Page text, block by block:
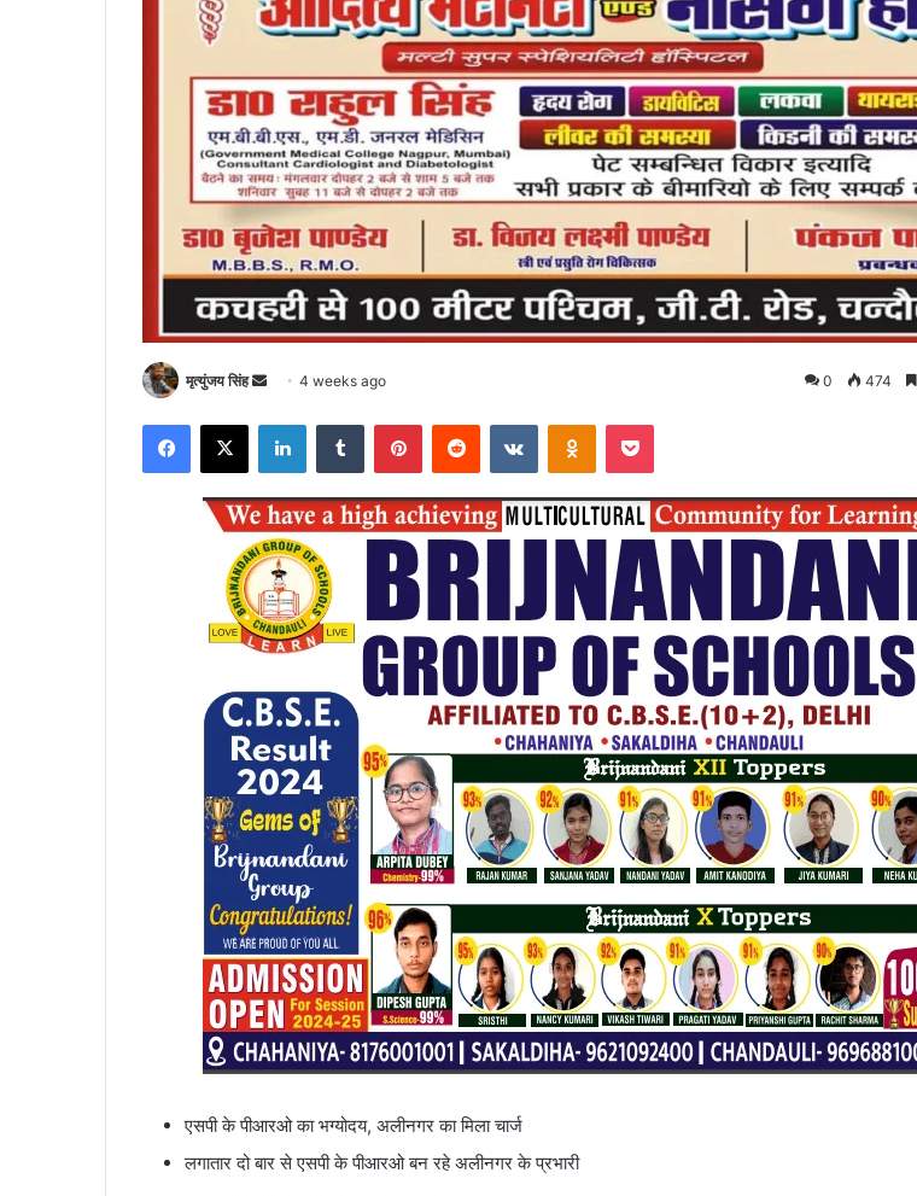
मृत्युंजय सिंह
Send
email
4 weeks ago 0 474
Facebook
X LinkedInTumblr PinterestReddit VKontakteOdnoklassniki
Pocket
एसपी के पीआरओ का भग्योदय, अलीनगर का मिला चार्ज
लगातार दो बार से एसपी के पीआरओ बन रहे अलीनगर के प्रभारी